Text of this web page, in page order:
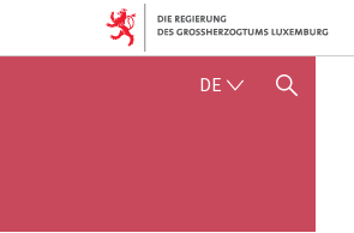
DE DEUTSCH
SUCHFLED ANZEIGEN /